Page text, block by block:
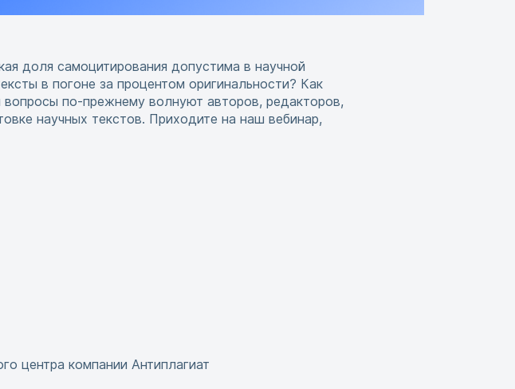
доля самоцитирования допустима в научной
в погоне за процентом оригинальности? Как
вопросы по-прежнему волнуют авторов, редакторов,
научных текстов. Приходите на наш вебинар,
центра компании Антиплагиат